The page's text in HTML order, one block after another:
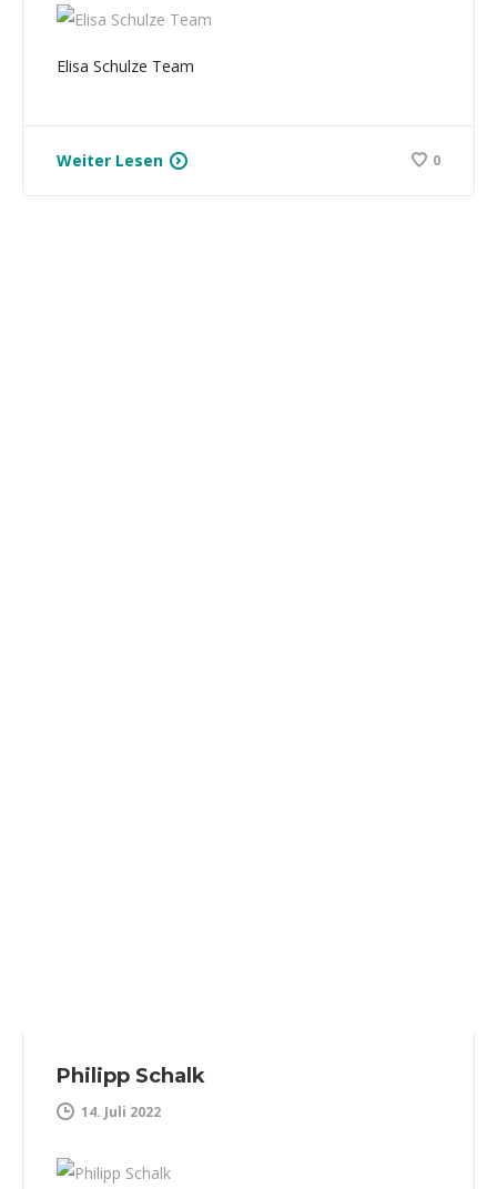
Elisa Schulze Team
Weiter Lesen 0
Philipp Schalk
14. Juli 2022